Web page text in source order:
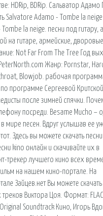
HDRip, BDRip. Сальватор Адамо
Salvatore Adamo - Tombe la
la neige. песни под гитару,
на гитаре, армейские,
Not Far From The Tree Год
Жанр: Pornstar,
Blowjob. рабочая
программе Сергеевой
после зимней спячки.
посреди. Besame Mucho –
мире песен. Вдруг услышав ее
Здесь вы можете скачать
kino онлайн и скачивайте их в
трекер лучшего кино всех
на нашем кино-портале. На
Зайцев.нет Вы можете скачать
Виктора Цоя. Формат:
Soundtrack Кино, Игорь